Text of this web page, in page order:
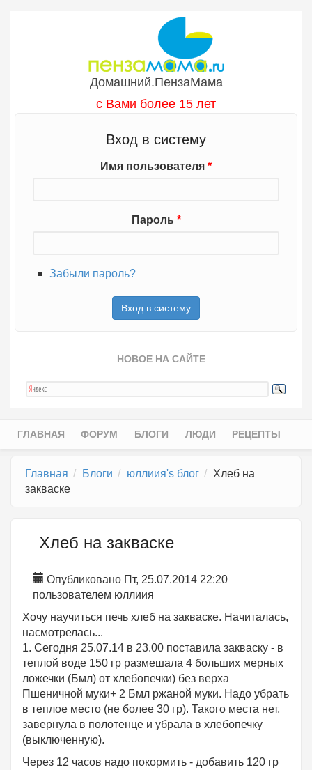
Домашний.ПензаМама
с Вами более 15 лет
Вход в систему
Имя пользователя *
Пароль *
Забыли пароль?
НОВОЕ НА САЙТЕ
Главное меню
ГЛАВНАЯ ФОРУМ БЛОГИ ЛЮДИ РЕЦЕПТЫ
Главная Блоги юллиия's блог
Хлеб на
закваске
Хлеб на закваске
Опубликовано Пт, 25.07.2014 22:20
пользователем юллиия
Хочу научиться печь хлеб на закваске. Начиталась,
насмотрелась...
1. Сегодня 25.07.14 в 23.00 поставила закваску - в
теплой воде 150 гр размешала 4 больших мерных
ложечки (Бмл) от хлебопечки) без верха
Пшеничной муки+ 2 Бмл ржаной муки. Надо убрать
в теплое место (не более 30 гр). Такого места нет,
завернула в полотенце и убрала в хлебопечку
(выключенную).
Через 12 часов надо покормить - добавить 120 гр